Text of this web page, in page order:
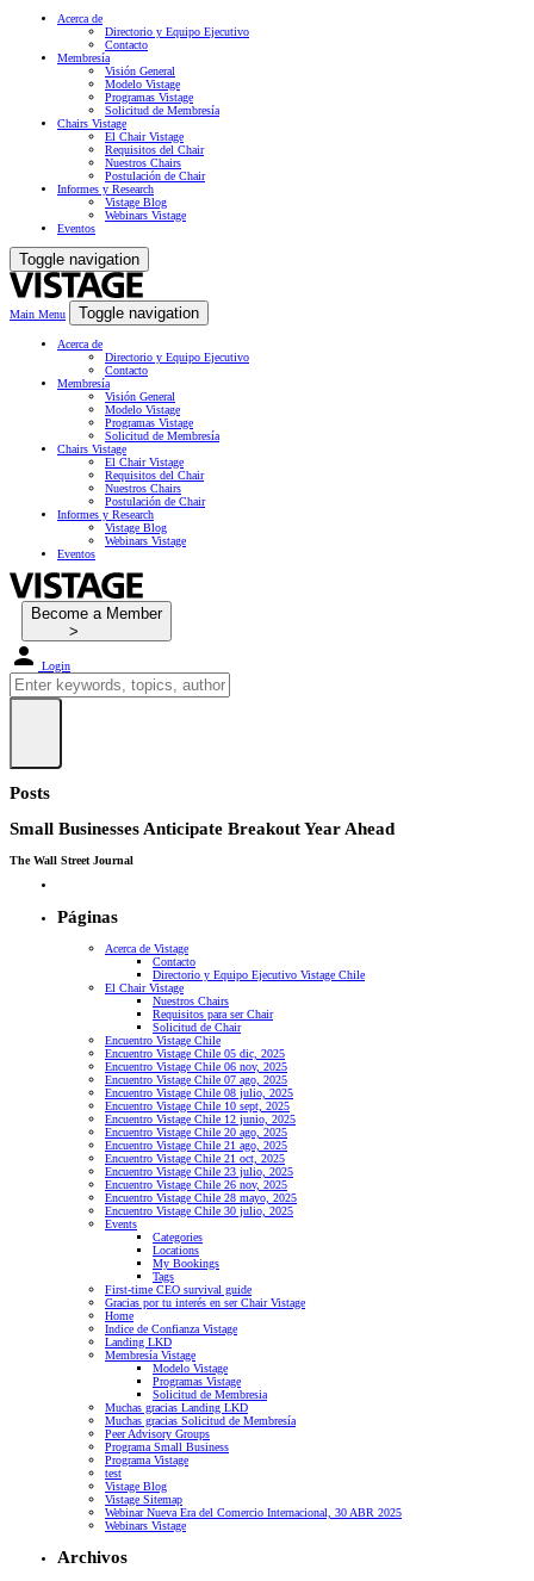
Acerca de
Directorio y Equipo Ejecutivo
Contacto
Membresía
Visión General
Modelo Vistage
Programas Vistage
Solicitud de Membresía
Chairs Vistage
El Chair Vistage
Requisitos del Chair
Nuestros Chairs
Postulación de Chair
Informes y Research
Vistage Blog
Webinars Vistage
Eventos
Toggle navigation
Main Menu Toggle navigation
Acerca de
Directorio y Equipo Ejecutivo
Contacto
Membresía
Visión General
Modelo Vistage
Programas Vistage
Solicitud de Membresía
Chairs Vistage
El Chair Vistage
Requisitos del Chair
Nuestros Chairs
Postulación de Chair
Informes y Research
Vistage Blog
Webinars Vistage
Eventos
Become a Member
Login
Posts
Small Businesses Anticipate Breakout Year Ahead
The Wall Street Journal
Páginas
Acerca de Vistage
Contacto
Directorio y Equipo Ejecutivo Vistage Chile
El Chair Vistage
Nuestros Chairs
Requisitos para ser Chair
Solicitud de Chair
Encuentro Vistage Chile
Encuentro Vistage Chile 05 dic, 2025
Encuentro Vistage Chile 06 nov, 2025
Encuentro Vistage Chile 07 ago, 2025
Encuentro Vistage Chile 08 julio, 2025
Encuentro Vistage Chile 10 sept, 2025
Encuentro Vistage Chile 12 junio, 2025
Encuentro Vistage Chile 20 ago, 2025
Encuentro Vistage Chile 21 ago, 2025
Encuentro Vistage Chile 21 oct, 2025
Encuentro Vistage Chile 23 julio, 2025
Encuentro Vistage Chile 26 nov, 2025
Encuentro Vistage Chile 28 mayo, 2025
Encuentro Vistage Chile 30 julio, 2025
Events
Categories
Locations
My Bookings
Tags
First-time CEO survival guide
Gracias por tu interés en ser Chair Vistage
Home
Indice de Confianza Vistage
Landing LKD
Membresía Vistage
Modelo Vistage
Programas Vistage
Solicitud de Membresia
Muchas gracias Landing LKD
Muchas gracias Solicitud de Membresía
Peer Advisory Groups
Programa Small Business
Programa Vistage
test
Vistage Blog
Vistage Sitemap
Webinar Nueva Era del Comercio Internacional, 30 ABR 2025
Webinars Vistage
Archivos